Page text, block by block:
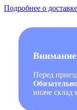
Подробнее о доставке
Перед
иначе склад